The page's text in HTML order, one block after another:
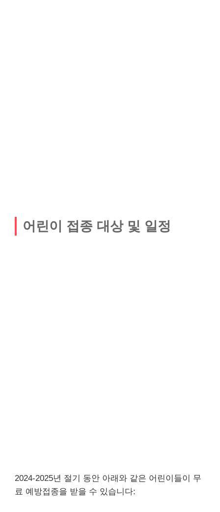
어린이 접종 대상 및 일정
2024-2025년 절기 동안 아래와 같은 어린이들이 무
료 예방접종을 받을 수 있습니다: